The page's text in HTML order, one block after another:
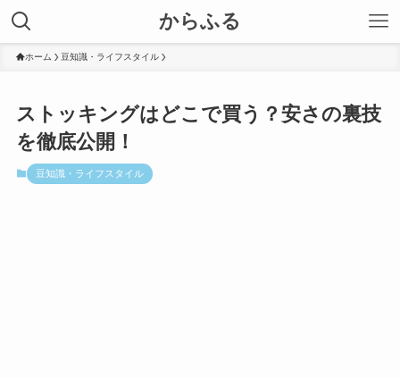
からふる
ホーム 豆知識・ライフスタイル
ストッキングはどこで買う？安さの裏技
を徹底公開！
豆知識・ライフスタイル